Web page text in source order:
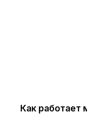
Как работает